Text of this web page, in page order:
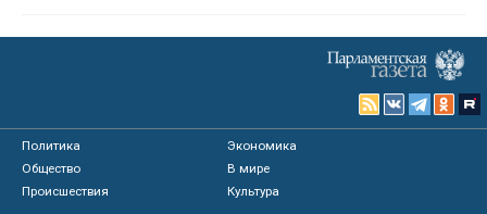
Политика
Экономика
Общество
В мире
Происшествия
Культура